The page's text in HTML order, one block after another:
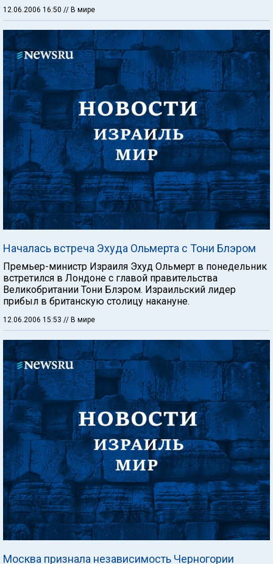
12.06.2006 16:50 // В мире
Началась встреча Эхуда Ольмерта с Тони Блэром
Премьер-министр Израиля Эхуд Ольмерт в понедельник
встретился в Лондоне с главой правительства
Великобритании Тони Блэром. Израильский лидер
прибыл в британскую столицу накануне.
12.06.2006 15:53 // В мире
Москва признала независимость Черногории